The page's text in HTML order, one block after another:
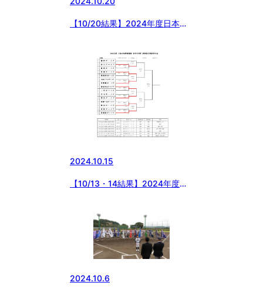
【10/20結果】2024年度日本少
2024.10.15
【10/13・14結果】2024年度日
支部秋季大会
2024.10.6